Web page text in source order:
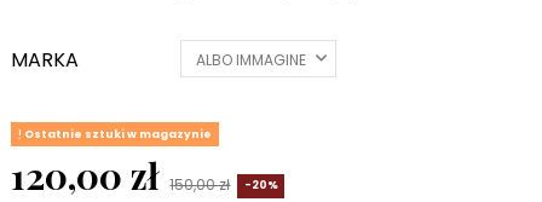
MARKA
Ostatnie sztuki w magazynie
120,00 zł 150,00 zł -20%